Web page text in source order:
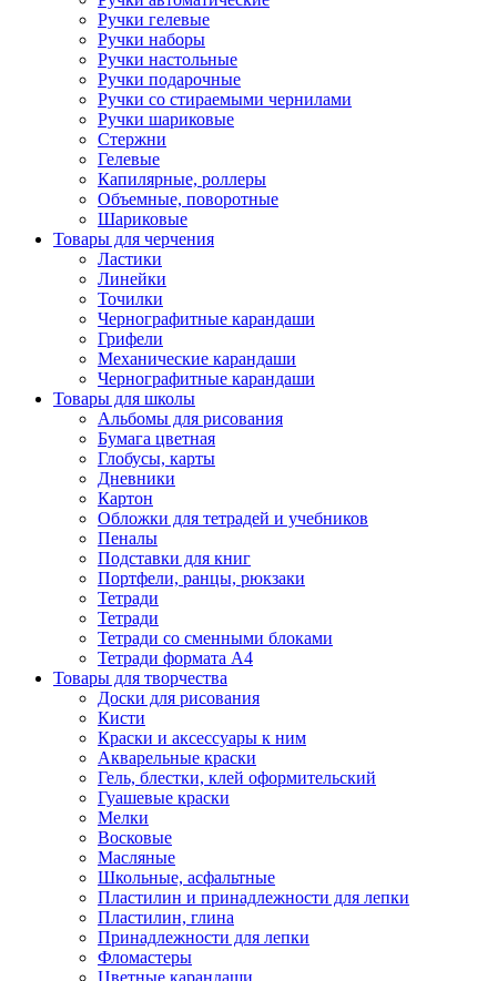
Ручки гелевые
Ручки наборы
Ручки настольные
Ручки подарочные
Ручки со стираемыми чернилами
Ручки шариковые
Стержни
Гелевые
Капилярные, роллеры
Объемные, поворотные
Шариковые
Товары для черчения
Ластики
Линейки
Точилки
Чернографитные карандаши
Грифели
Механические карандаши
Чернографитные карандаши
Товары для школы
Альбомы для рисования
Бумага цветная
Глобусы, карты
Дневники
Картон
Обложки для тетрадей и учебников
Пеналы
Подставки для книг
Портфели, ранцы, рюкзаки
Тетради
Тетради
Тетради со сменными блоками
Тетради формата А4
Товары для творчества
Доски для рисования
Кисти
Краски и аксессуары к ним
Акварельные краски
Гель, блестки, клей оформительский
Гуашевые краски
Мелки
Восковые
Масляные
Школьные, асфальтные
Пластилин и принадлежности для лепки
Пластилин, глина
Принадлежности для лепки
Фломастеры
Цветные карандаши